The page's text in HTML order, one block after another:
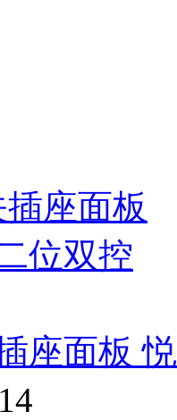
座面板